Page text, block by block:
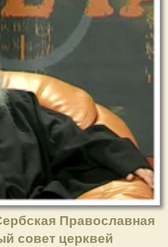
Православная
совет церквей